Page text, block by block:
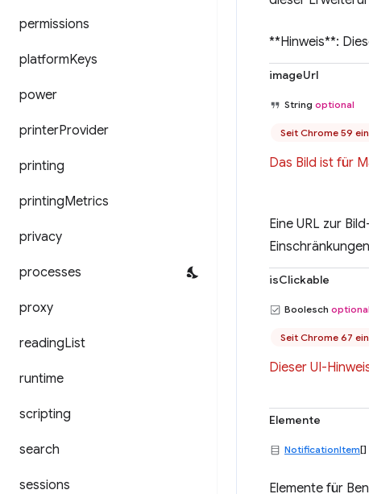
permissions
platformKeys
power
printerProvider
printing
printingMetrics
privacy
processes
proxy
readingList
runtime
scripting
search
sessions
**Hinweis**:
imageUrl
String optional
Seit Chrome 59
Das Bild ist für
Eine URL zur
isClickable
Boolesch optional
Seit Chrome 67
Dieser UI-
Elemente
NotificationItem[]
Elemente für